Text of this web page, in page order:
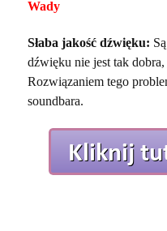
Wady
Słaba jakość dźwięku:
dźwięku nie jest tak
Rozwiązaniem tego
soundbara.